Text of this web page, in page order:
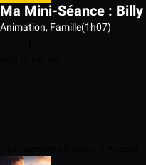
Ma Mini-Séance :
Animation, Famille(1h07)